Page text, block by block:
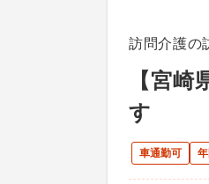
訪問介護の
【宮
す
車通勤可